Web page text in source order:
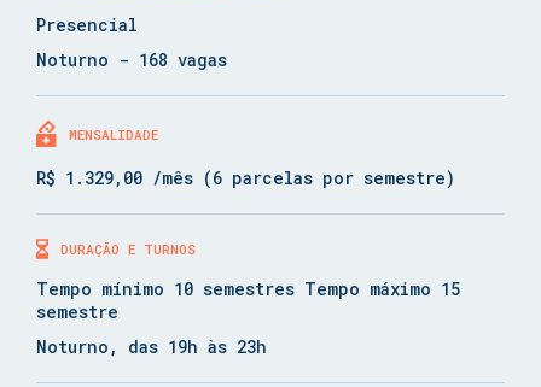
Presencial
Noturno - 168 vagas
MENSALIDADE
R$ 1.329,00 /mês (6 parcelas por semestre)
DURAÇÃO E TURNOS
Tempo mínimo 10 semestres Tempo máximo 15
semestre
Noturno, das 19h às 23h